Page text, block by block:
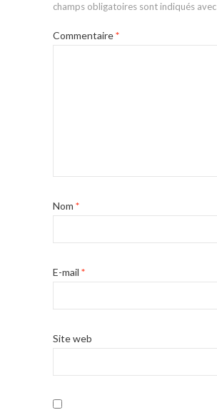
champs obligatoires sont indiqués avec
Commentaire*
Nom *
E-mail *
Site web